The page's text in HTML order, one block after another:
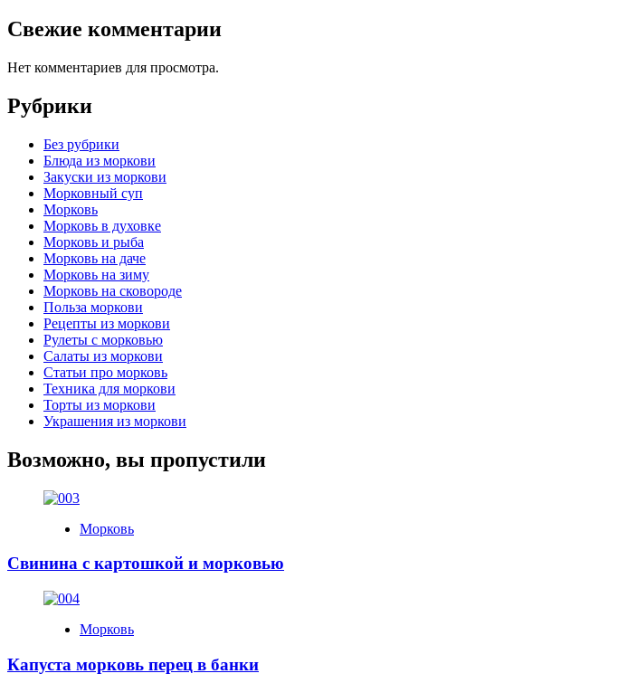
Свежие комментарии
Нет комментариев для просмотра.
Рубрики
Без рубрики
Блюда из моркови
Закуски из моркови
Морковный суп
Морковь
Морковь в духовке
Морковь и рыба
Морковь на даче
Морковь на зиму
Морковь на сковороде
Польза моркови
Рецепты из моркови
Рулеты с морковью
Салаты из моркови
Статьи про морковь
Техника для моркови
Торты из моркови
Украшения из моркови
Возможно, вы пропустили
Морковь
Свинина с картошкой и морковью
Морковь
Капуста морковь перец в банки